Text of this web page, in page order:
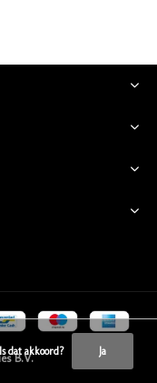
B.V.
dat akkoord? Ja